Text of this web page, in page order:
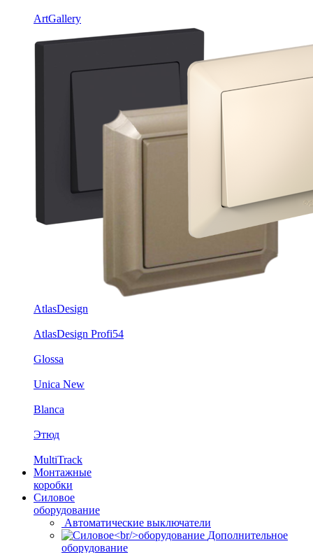
ArtGallery
AtlasDesign
AtlasDesign Profi54
Glossa
Unica New
Blanca
Этюд
MultiTrack
Монтажные
коробки
Силовое
оборудование
Автоматические выключатели
Дополнительное
оборудование